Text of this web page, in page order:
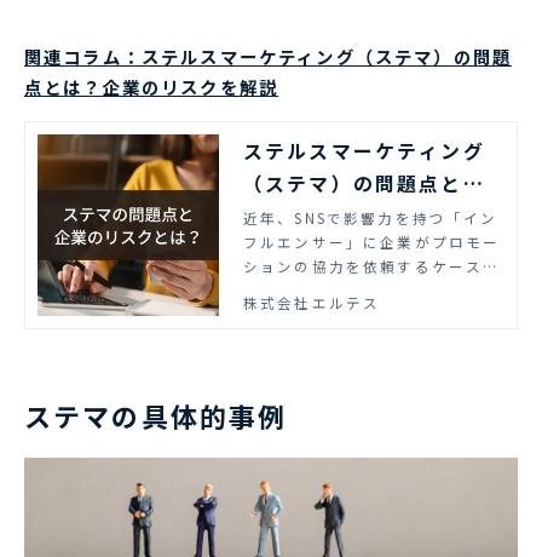
関連コラム：ステルスマーケティング（ステマ）の問題
点とは？企業のリスクを解説
ステルスマーケティング
（ステマ）の問題点と
は？企業のリスクを解説
近年、SNSで影響力を持つ「イン
フルエンサー」に企業がプロモー
ションの協力を依頼するケースも
ときに注意したいステルスマーケ
株式会社エルテス
ステマの具体的事例